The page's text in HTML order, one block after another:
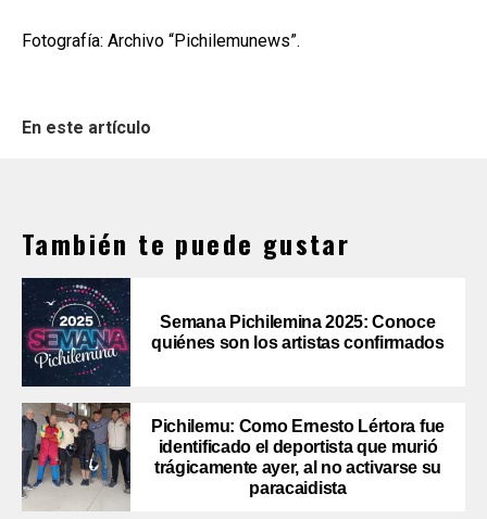
Fotografía: Archivo “Pichilemunews”.
En este artículo
También te puede gustar
Semana Pichilemina 2025: Conoce
quiénes son los artistas confirmados
Pichilemu: Como Ernesto Lértora fue
identificado el deportista que murió
trágicamente ayer, al no activarse su
paracaidista